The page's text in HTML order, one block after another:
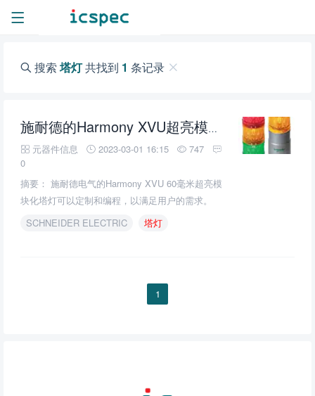
搜索 塔灯共找到 1 条记录
施耐德的Harmony XVU超亮模块化 塔灯的介绍
元器件信息 2023-03-01 16:15
747
0
摘要： 施耐德电气的Harmony XVU 60毫米超亮模
块化塔灯可以定制和编程，以满足用户的需求。
SCHNEIDER ELECTRIC
塔灯
1